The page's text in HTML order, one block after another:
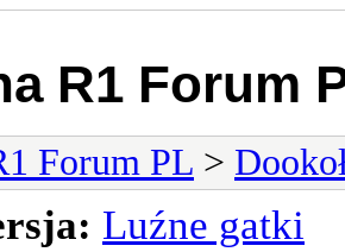
R1 Forum
Forum PL >
Luźne gatki